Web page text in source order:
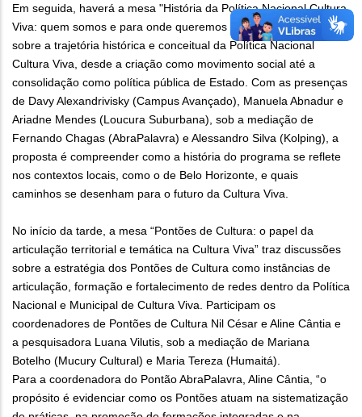
Em seguida, haverá a mesa "História da Política Nacional Cultura
Viva: quem somos e para onde queremos ir". O objetivo é refletir
sobre a trajetória histórica e conceitual da Política Nacional
Cultura Viva, desde a criação como movimento social até a
consolidação como política pública de Estado. Com as presenças
de Davy Alexandrivisky (Campus Avançado), Manuela Abnadur e
Ariadne Mendes (Loucura Suburbana), sob a mediação de
Fernando Chagas (AbraPalavra) e Alessandro Silva (Kolping), a
proposta é compreender como a história do programa se reflete
nos contextos locais, como o de Belo Horizonte, e quais
caminhos se desenham para o futuro da Cultura Viva.
No início da tarde, a mesa “Pontões de Cultura: o papel da
articulação territorial e temática na Cultura Viva” traz discussões
sobre a estratégia dos Pontões de Cultura como instâncias de
articulação, formação e fortalecimento de redes dentro da Política
Nacional e Municipal de Cultura Viva. Participam os
coordenadores de Pontões de Cultura Nil César e Aline Cântia e
a pesquisadora Luana Vilutis, sob a mediação de Mariana
Botelho (Mucury Cultural) e Maria Tereza (Humaitá).
Para a coordenadora do Pontão AbraPalavra, Aline Cântia, “o
propósito é evidenciar como os Pontões atuam na sistematização